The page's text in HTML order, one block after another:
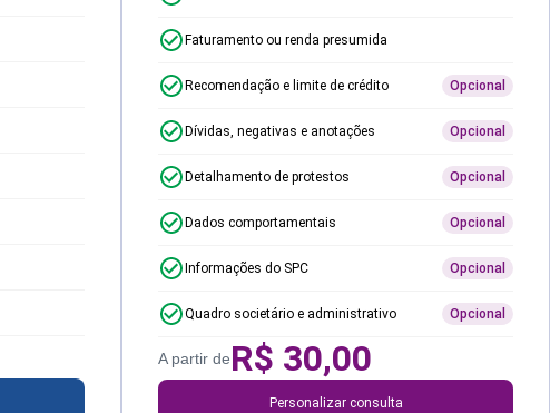
Faturamento ou renda presumida
Recomendação e limite de crédito Opcional
Dívidas, negativas e anotações Opcional
Detalhamento de protestos Opcional
Dados comportamentais Opcional
Informações do SPC Opcional
Quadro societário e administrativo Opcional
A partir deR$ 30,00
Personalizar consulta